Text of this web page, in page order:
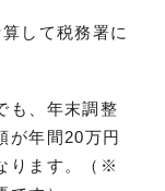
して税務署に
も、年末調整
が年間20万円
ります。（※